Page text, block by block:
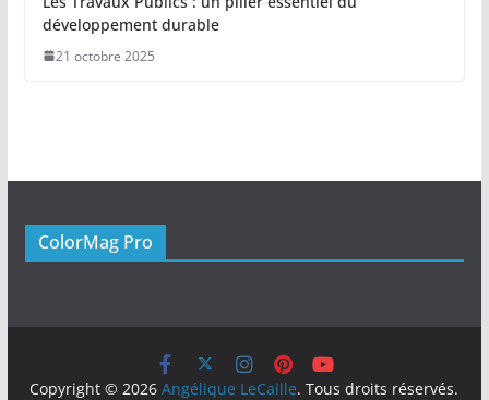
développement durable
21 octobre 2025
ColorMag Pro
Copyright © 2026Angélique LeCaille. Tous droits réservés.